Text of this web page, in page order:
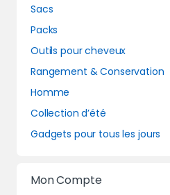
Sacs
Packs
Outils pour cheveux
Rangement & Conservation
Homme
Collection d’été
Gadgets pour tous les jours
Mon Compte